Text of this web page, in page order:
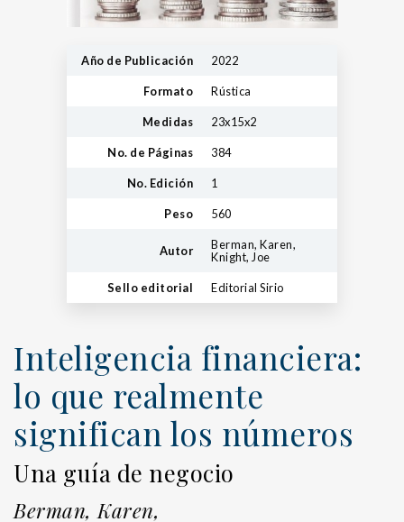
Año de Publicación 2022
Formato Rústica
Medidas 23x15x2
No. de Páginas 384
No. Edición 1
Peso 560
Autor
Berman, Karen,
Knight, Joe
Sello editorial Editorial Sirio
Inteligencia financiera:
lo que realmente
significan los números
Una guía de negocio
Berman, Karen,